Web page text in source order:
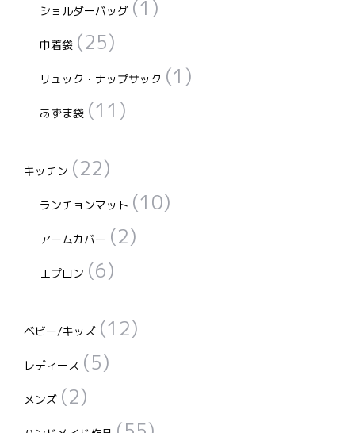
ショルダーバッグ (1)
巾着袋 (25)
リュック・ナップサック (1)
あずま袋 (11)
キッチン (22)
ランチョンマット (10)
アームカバー (2)
エプロン (6)
ベビー/キッズ (12)
レディース (5)
メンズ (2)